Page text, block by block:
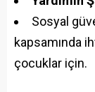
Sosyal
kapsamında
çocuklar için.